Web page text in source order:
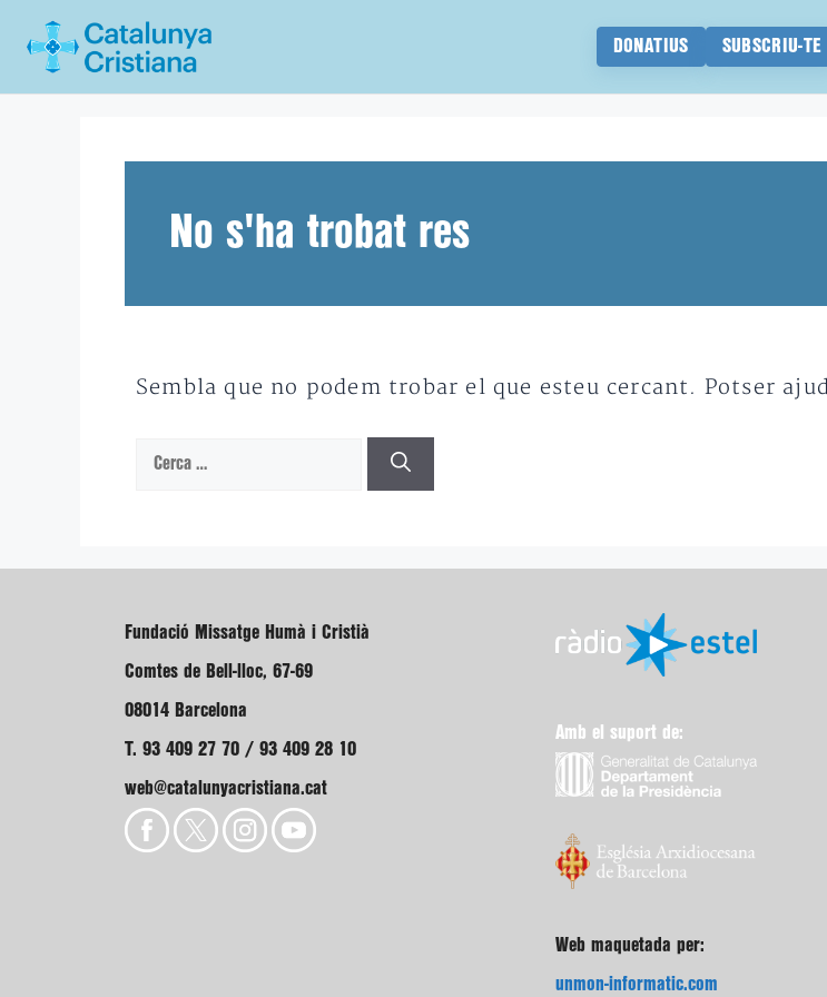
DONATIUS SUBSCRIU-TE
No s'ha trobat res
Sembla que no podem trobar el que esteu cercant. Potser
Cerca:
Fundació Missatge Humà i Cristià
Comtes de Bell-lloc, 67-69
08014 Barcelona
T. 93 409 27 70 / 93 409 28 10
web@catalunyacristiana.cat
Amb el suport de:
Web maquetada per:
unmon-informatic.com